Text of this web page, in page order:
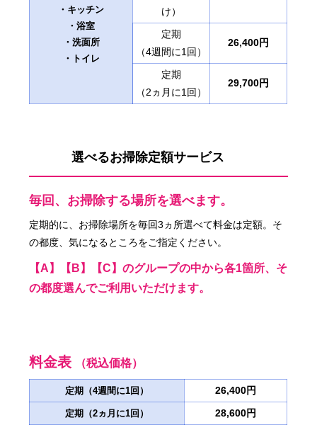
・キッチン
・浴室
・洗面所
・トイレ
け）
定期
（4週間に1回）
26,400円
定期
（2ヵ月に1回）
29,700円
選べるお掃除定額サービス
毎回、お掃除する場所を選べます。
定期的に、お掃除場所を毎回3ヵ所選べて料金は定額。そ
の都度、気になるところをご指定ください。
【A】【B】【C】のグループの中から各1箇所、そ
の都度選んでご利用いただけます。
料金表 （税込価格）
定期（4週間に1回） 26,400円
定期（2ヵ月に1回） 28,600円